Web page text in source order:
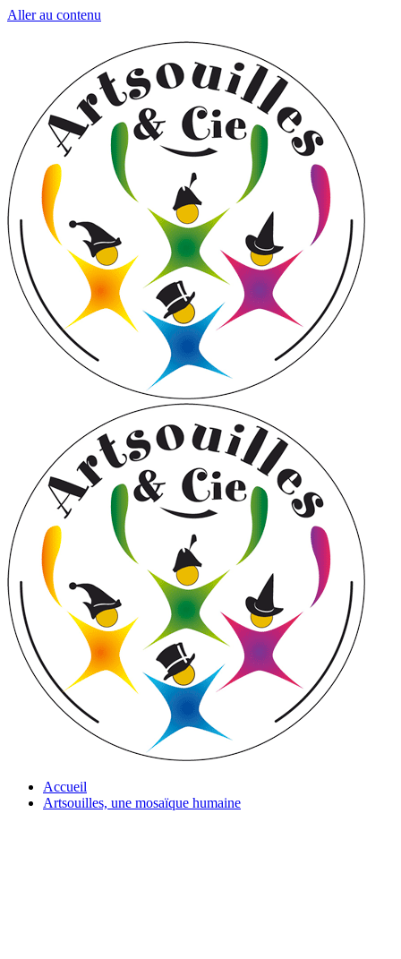
Aller au contenu
Accueil
Artsouilles, une mosaïque humaine